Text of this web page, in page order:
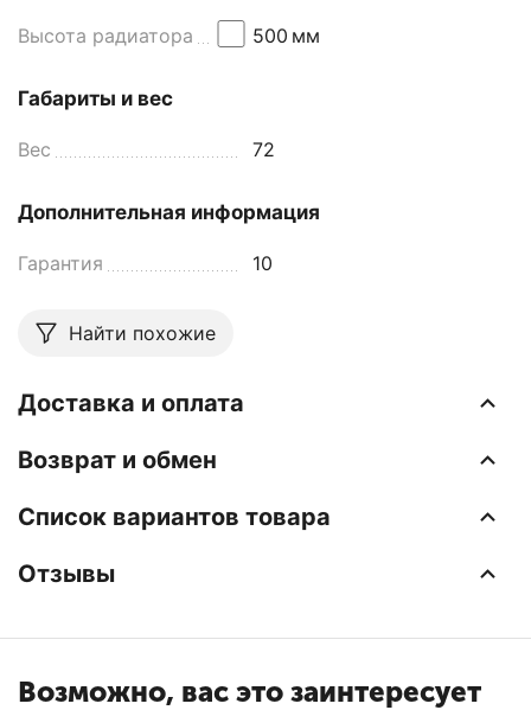
Высота радиатора 500 мм
Габариты и вес
Вес 72
Дополнительная информация
Гарантия 10
Найти похожие
Доставка и оплата
Возврат и обмен
Список вариантов товара
Отзывы
Возможно, вас это заинтересует